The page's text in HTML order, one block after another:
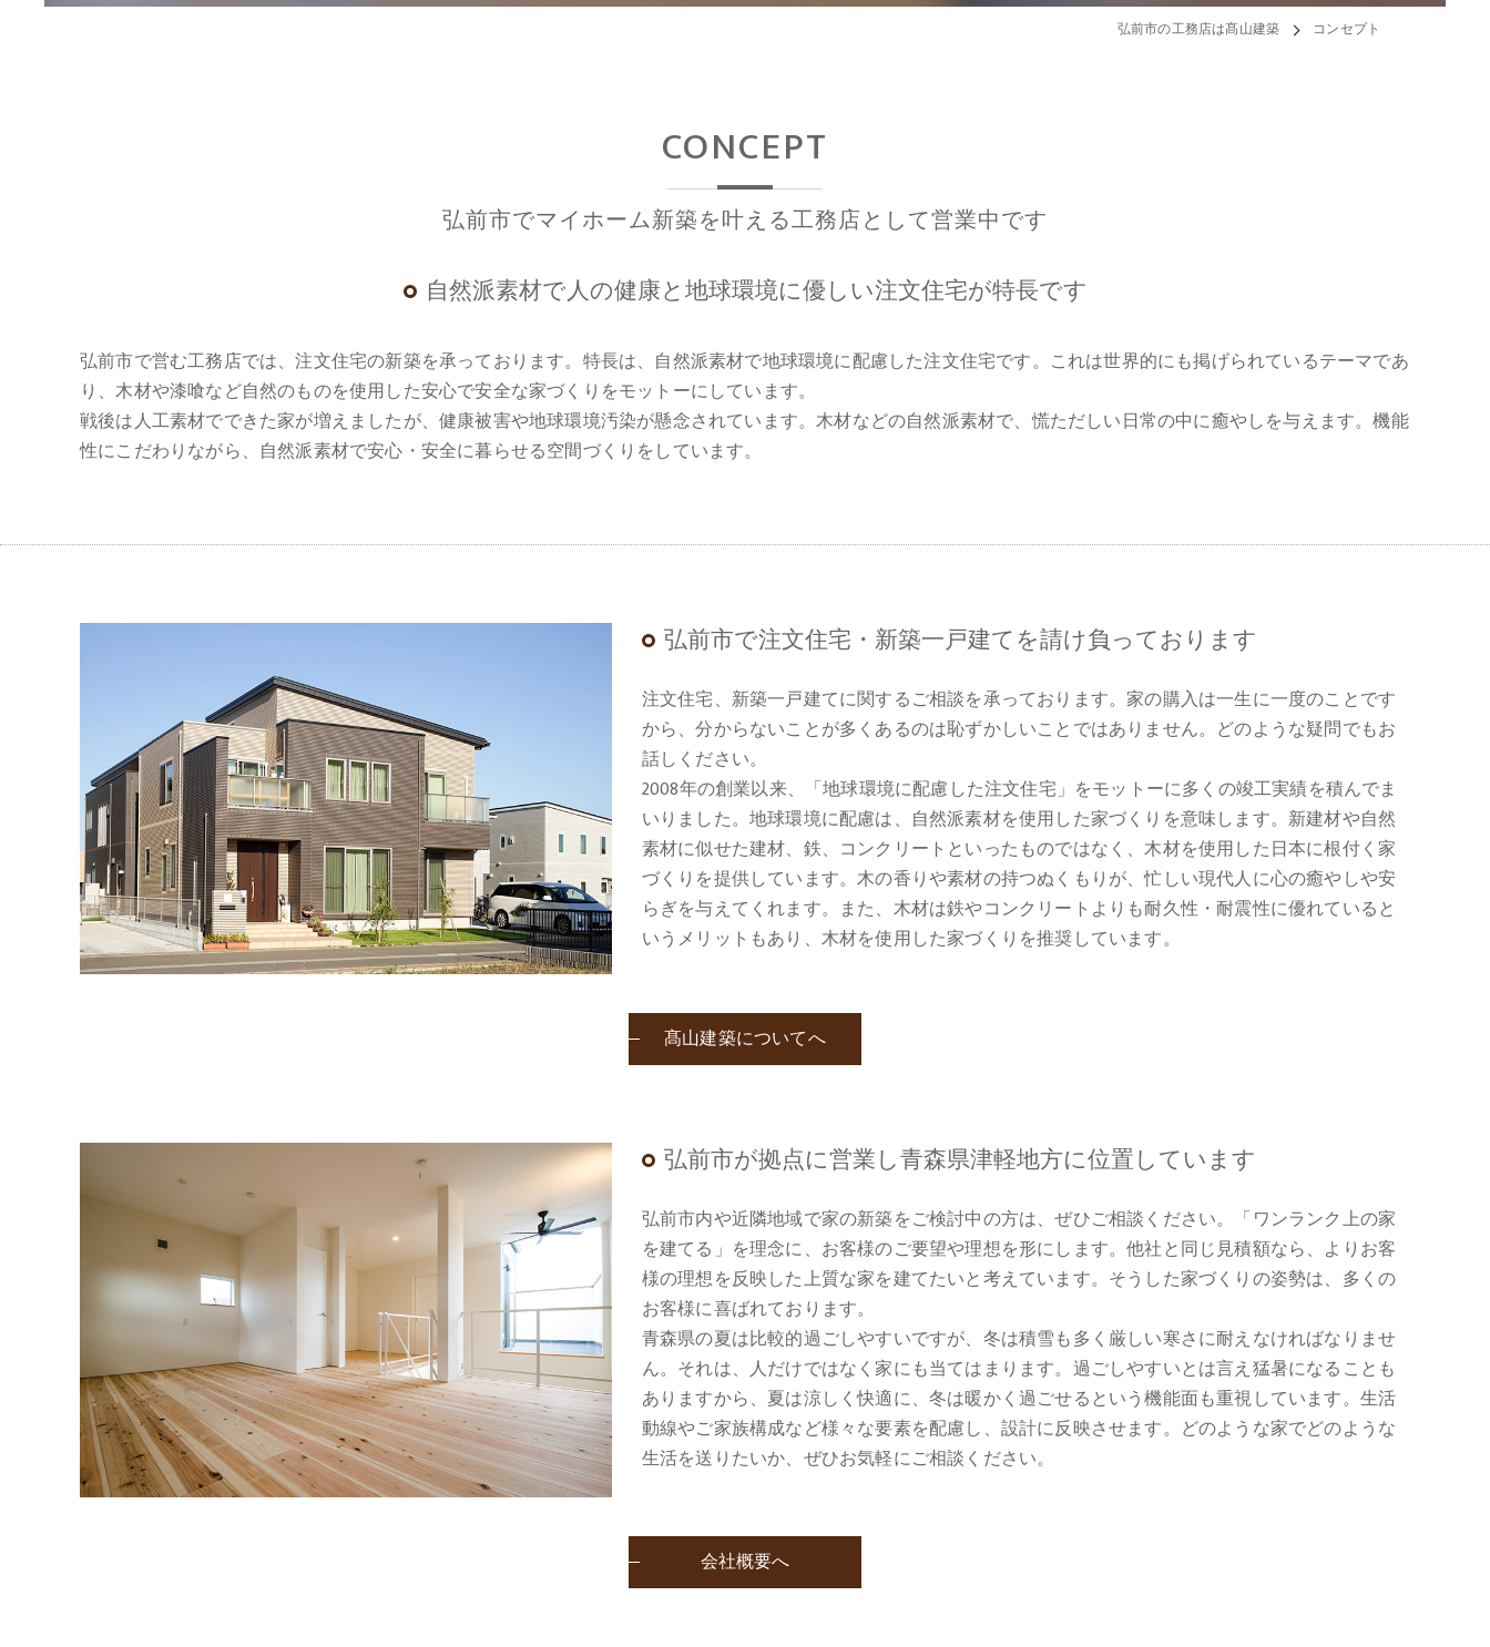
弘前市の工務店は髙山建築 コンセプト
弘前市でマイホーム新築を叶える工務店として営業中です
CONCEPT
自然派素材で人の健康と地球環境に優しい注文住宅が特長です
弘前市で営む工務店では、注文住宅の新築を承っております。特長は、自然派素材で地球環境に配慮した注文住宅です。これは世界的にも掲げられているテーマであ
り、木材や漆喰など自然のものを使用した安心で安全な家づくりをモットーにしています。
戦後は人工素材でできた家が増えましたが、健康被害や地球環境汚染が懸念されています。木材などの自然派素材で、慌ただしい日常の中に癒やしを与えます。機能
性にこだわりながら、自然派素材で安心・安全に暮らせる空間づくりをしています。
弘前市で注文住宅・新築一戸建てを請け負っております
注文住宅、新築一戸建てに関するご相談を承っております。家の購入は一生に一度のことです
から、分からないことが多くあるのは恥ずかしいことではありません。どのような疑問でもお
話しください。
2008年の創業以来、「地球環境に配慮した注文住宅」をモットーに多くの竣工実績を積んでま
いりました。地球環境に配慮は、自然派素材を使用した家づくりを意味します。新建材や自然
素材に似せた建材、鉄、コンクリートといったものではなく、木材を使用した日本に根付く家
づくりを提供しています。木の香りや素材の持つぬくもりが、忙しい現代人に心の癒やしや安
らぎを与えてくれます。また、木材は鉄やコンクリートよりも耐久性・耐震性に優れていると
いうメリットもあり、木材を使用した家づくりを推奨しています。
髙山建築についてへ
弘前市が拠点に営業し青森県津軽地方に位置しています
弘前市内や近隣地域で家の新築をご検討中の方は、ぜひご相談ください。「ワンランク上の家
を建てる」を理念に、お客様のご要望や理想を形にします。他社と同じ見積額なら、よりお客
様の理想を反映した上質な家を建てたいと考えています。そうした家づくりの姿勢は、多くの
お客様に喜ばれております。
青森県の夏は比較的過ごしやすいですが、冬は積雪も多く厳しい寒さに耐えなければなりませ
ん。それは、人だけではなく家にも当てはまります。過ごしやすいとは言え猛暑になることも
ありますから、夏は涼しく快適に、冬は暖かく過ごせるという機能面も重視しています。生活
動線やご家族構成など様々な要素を配慮し、設計に反映させます。どのような家でどのような
生活を送りたいか、ぜひお気軽にご相談ください。
会社概要へ